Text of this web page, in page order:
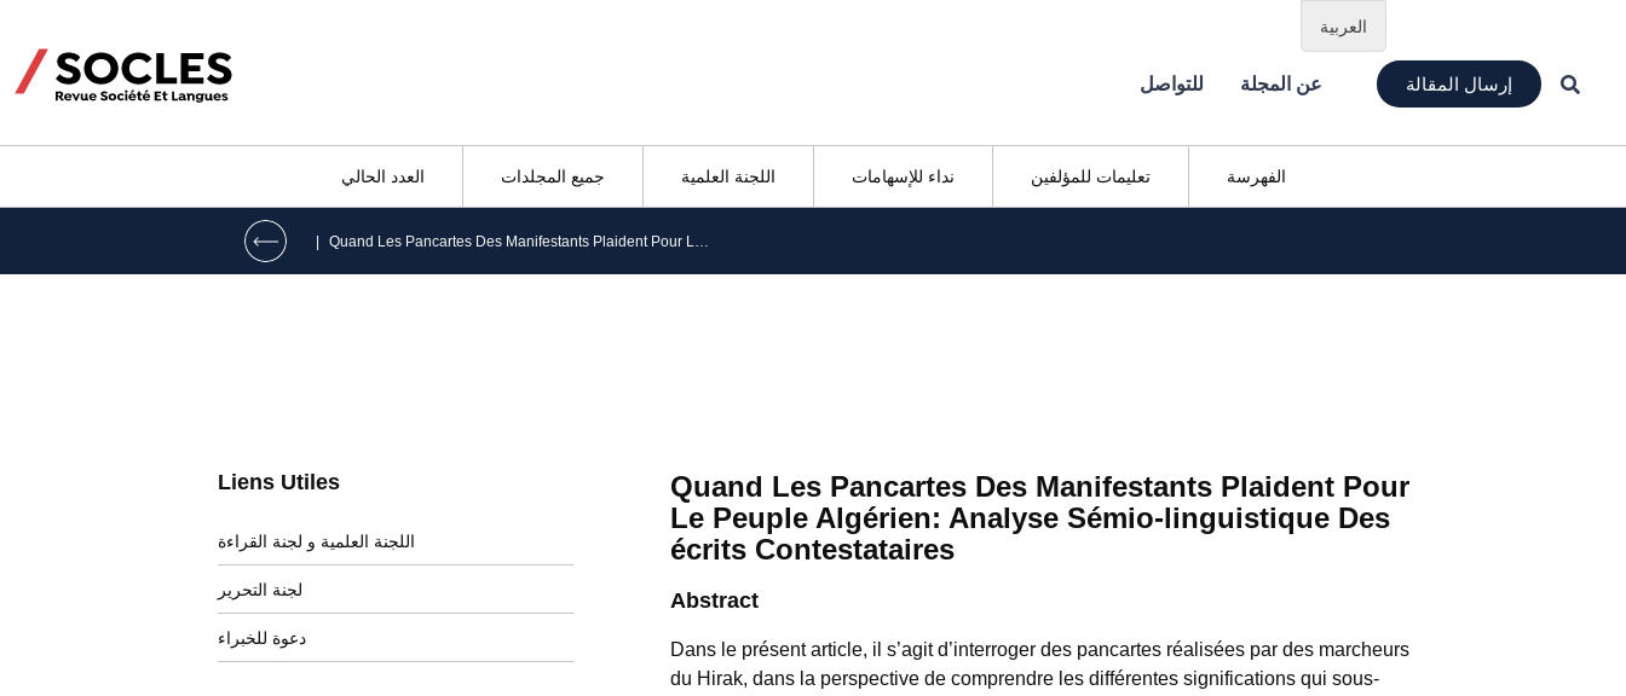
للتواصل عن المجلة إرسال المقالة
العدد الحالي جميع المجلدات اللجنة العلمية نداء للإسهامات تعليمات للمؤلفين الفهرسة
| Quand Les Pancartes Des Manifestants Plaident Pour Le Peuple Algérien: Analyse Sémio-linguistique Des écrits Contestataires
Liens Utiles
اللجنة العلمية و لجنة القراءة
لجنة التحرير
دعوة للخبراء
Quand Les Pancartes Des Manifestants Plaident Pour
Le Peuple Algérien: Analyse Sémio-linguistique Des
écrits Contestataires
Abstract
Dans le présent article, il s’agit d’interroger des pancartes réalisées par des marcheurs
du Hirak, dans la perspective de comprendre les différentes significations qui sous-
العربية